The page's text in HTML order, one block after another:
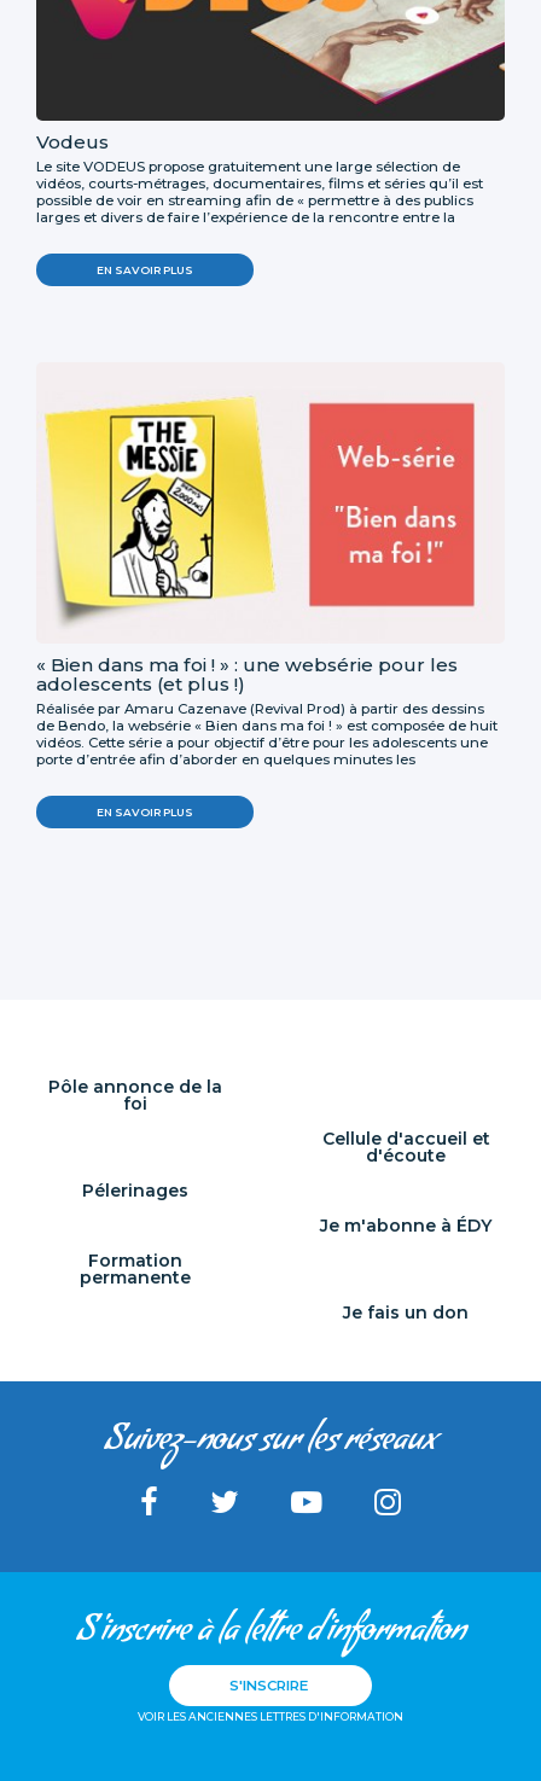
Vodeus
Le site VODEUS propose gratuitement une large sélection de
vidéos, courts-métrages, documentaires, films et séries qu’il est
possible de voir en streaming afin de « permettre à des publics
larges et divers de faire l’expérience de la rencontre entre la
EN SAVOIR PLUS
« Bien dans ma foi ! » : une websérie pour les
adolescents (et plus !)
Réalisée par Amaru Cazenave (Revival Prod) à partir des dessins
de Bendo, la websérie « Bien dans ma foi ! » est composée de huit
vidéos. Cette série a pour objectif d’être pour les adolescents une
porte d’entrée afin d’aborder en quelques minutes les
vidéos permettent d’avoir des clés de compréhension quand des
questions surviennent dans le dialogue avec les jeunes
musulmans.
EN SAVOIR PLUS
Pôle annonce de la
foi
Cellule d'accueil et
d'écoute
Pélerinages
Je m'abonne à ÉDY
Formation
permanente
Je fais un don
Suivez-nous sur les réseaux
S'inscrire à la lettre d'information
S'INSCRIRE
VOIR LES ANCIENNES LETTRES D'INFORMATION